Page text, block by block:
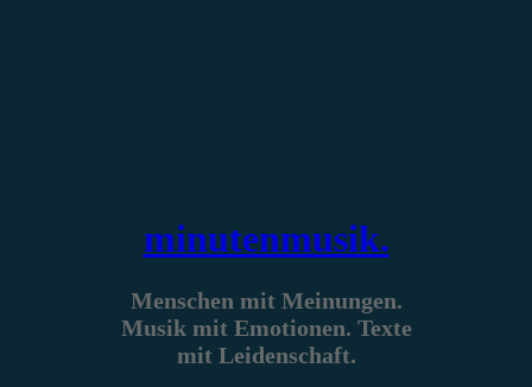
minutenmusik.
Menschen mit Meinungen.
Musik mit Emotionen. Texte
mit Leidenschaft.